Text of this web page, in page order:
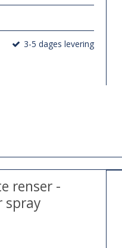
3-5 dages levering
renser -
spray